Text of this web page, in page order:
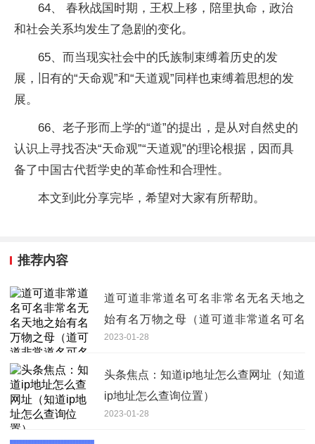
64、 春秋战国时期，王权上移，陪里执命，政治
和社会关系均发生了急剧的变化。
65、而当现实社会中的氏族制束缚着历史的发
展，旧有的“天命观”和“天道观”同样也束缚着思想的发
展。
66、老子形而上学的“道”的提出，是从对自然史的
认识上寻找否决“天命观”“天道观”的理论根据，因而具
备了中国古代哲学史的革命性和合理性。
本文到此分享完毕，希望对大家有所帮助。
推荐内容
道可道非常道名可名非常名无名天地之
始有名万物之母（道可道非常道名可名
非常名无名天地之始）
2023-01-28
头条焦点：知道ip地址怎么查网址（知道
ip地址怎么查询位置）
2023-01-28